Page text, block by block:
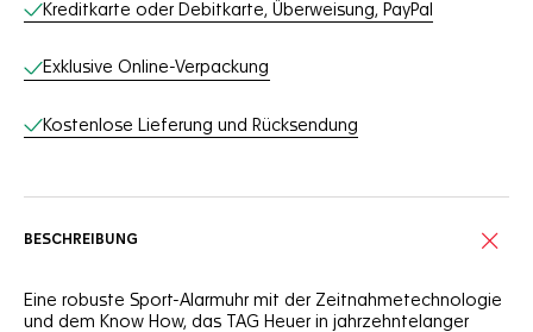
Kreditkarte oder Debitkarte, Überweisung, PayPal
Exklusive Online-Verpackung
Kostenlose Lieferung und Rücksendung
BESCHREIBUNG
Eine robuste Sport-Alarmuhr mit der Zeitnahmetechnologie
und dem Know How, das TAG Heuer in jahrzehntelanger